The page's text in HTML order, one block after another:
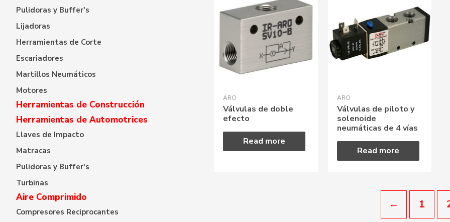
Pulidoras y Buffer's
Lijadoras
Herramientas de Corte
Escariadores
Martillos Neumáticos
Motores
Herramientas de Construcción
Herramientas de Automotrices
Llaves de Impacto
Matracas
Pulidoras y Buffer's
Turbinas
Aire Comprimido
Compresores Reciprocantes
ARO
Válvulas de doble
efecto
Read more
ARO
Válvulas de piloto y
solenoide
neumáticas de 4 vías
Read more
← 1